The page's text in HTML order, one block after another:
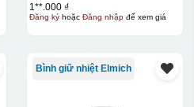
1**.000 ₫
Đăng kýhoặc Đăng nhậpđể xem giá
Bình giữ nhiệt Elmich